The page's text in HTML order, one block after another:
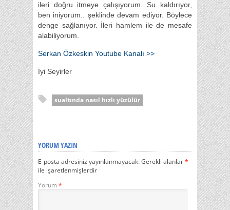
ileri doğru itmeye çalışıyorum. Su kaldırıyor,
ben iniyorum.. şeklinde devam ediyor. Böylece
denge sağlanıyor. İleri hamlem ile de mesafe
alabiliyorum.
Serkan Özkeskin Youtube Kanalı >>
İyi Seyirler
sualtında nasıl hızlı yüzülür
YORUM YAZIN
E-posta adresiniz yayınlanmayacak.Gerekli alanlar*
ile işaretlenmişlerdir
Yorum *